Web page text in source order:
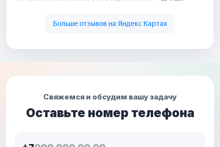
Свяжемся и обсудим вашу задачу
Оставьте номер телефона